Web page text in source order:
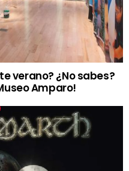
verano? ¿No sabes?
Amparo!